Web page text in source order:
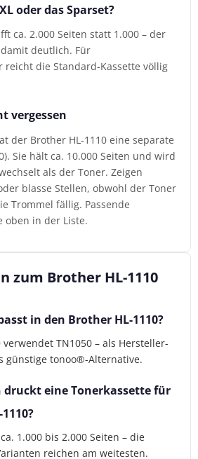
oder das Sparset?
ca. 2.000 Seiten statt 1.000 – der
deutlich. Für
reicht die Standard-Kassette völlig
vergessen
der Brother HL-1110 eine separate
Sie hält ca. 10.000 Seiten und wird
als der Toner. Zeigen
blasse Stellen, obwohl der Toner
Trommel fällig. Passende
oben in der Liste.
zum Brother HL-1110
in den Brother HL-1110?
verwendet TN1050 – als Hersteller-
günstige tonoo®-Alternative.
druckt eine Tonerkassette für
1.000 bis 2.000 Seiten – die
reichen am weitesten.